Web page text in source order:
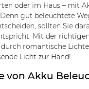
oder im Haus – mit
gut beleuchtete
sollten Sie
Mit der
durch romantische
Licht zur Hand!
von Akku